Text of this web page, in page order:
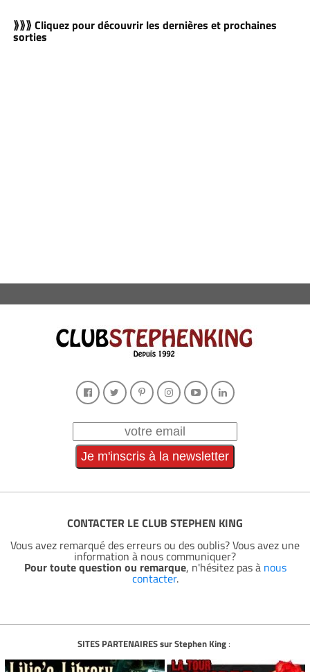
⟫⟫⟫ Cliquez pour découvrir les dernières et prochaines
sorties
CONTACTER LE CLUB STEPHEN KING
Vous avez remarqué des erreurs ou des oublis? Vous avez une
information à nous communiquer?
Pour toute question ou remarque, n'hésitez pas à nous
contacter.
SITES PARTENAIRES sur Stephen King: